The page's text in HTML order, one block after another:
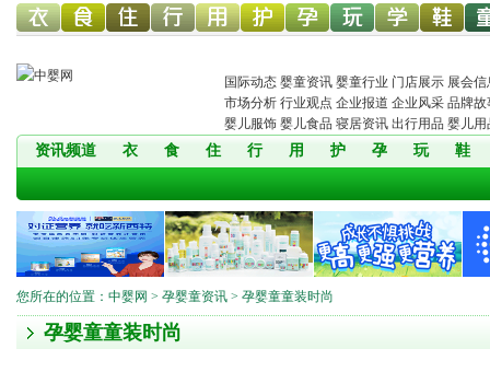
饰网 品网 具网 品网 护网 网 具网 育 鞋网 装
国际动态 婴童资讯 婴童行业 门店展示 展会信
市场分析 行业观点 企业报道 企业风采 品牌故
婴儿服饰 婴儿食品 寝居资讯 出行用品 婴儿用
资讯频道 衣 食 住 行 用 护 孕 玩 鞋
您所在的位置： 中婴网 > 孕婴童资讯 > 孕婴童童装时尚
孕婴童童装时尚